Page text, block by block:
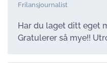
Frilansjournalist
Har du laget ditt eget
Gratulerer så mye!!